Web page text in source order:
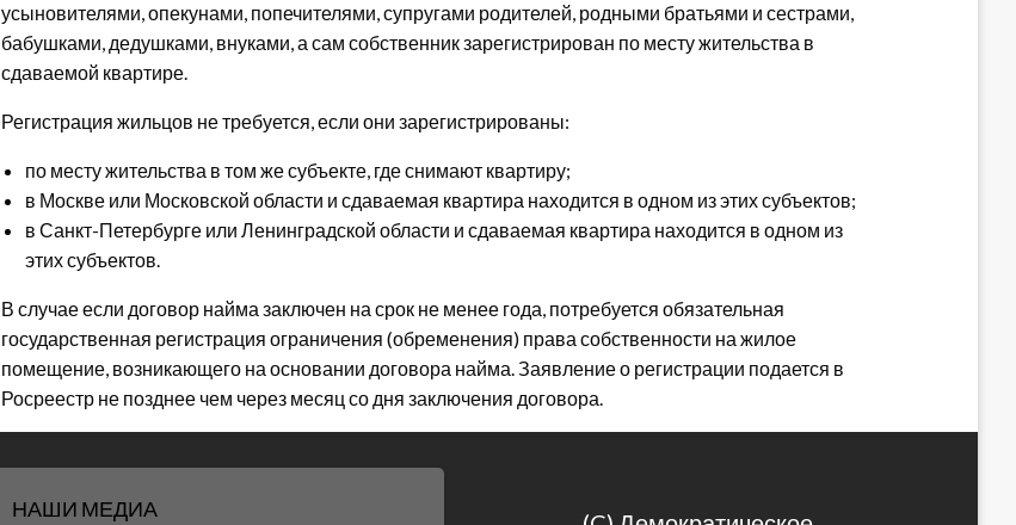
усыновителями, опекунами, попечителями, супругами родителей, родными братьями и сестрами,
бабушками, дедушками, внуками, а сам собственник зарегистрирован по месту жительства в
сдаваемой квартире.
Регистрация жильцов не требуется, если они зарегистрированы:
по месту жительства в том же субъекте, где снимают квартиру;
в Москве или Московской области и сдаваемая квартира находится в одном из этих субъектов;
в Санкт-Петербурге или Ленинградской области и сдаваемая квартира находится в одном из
этих субъектов.
В случае если договор найма заключен на срок не менее года, потребуется обязательная
государственная регистрация ограничения (обременения) права собственности на жилое
помещение, возникающего на основании договора найма. Заявление о регистрации подается в
Росреестр не позднее чем через месяц со дня заключения договора.
НАШИ МЕДИА